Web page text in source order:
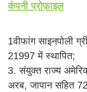
कंपनी प्रोफ़ाइल
1वीफांग साइनपोली
21997 में स्थापित;
3. संयुक्त राज्य
अरब, जापान सहित